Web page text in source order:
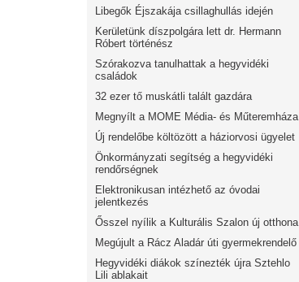
Libegők Éjszakája csillaghullás idején
Kerületünk díszpolgára lett dr. Hermann
Róbert történész
Szórakozva tanulhattak a hegyvidéki
családok
32 ezer tő muskátli talált gazdára
Megnyílt a MOME Média- és Műteremháza
Új rendelőbe költözött a háziorvosi ügyelet
Önkormányzati segítség a hegyvidéki
rendőrségnek
Elektronikusan intézhető az óvodai
jelentkezés
Ősszel nyílik a Kulturális Szalon új otthona
Megújult a Rácz Aladár úti gyermekrendelő
Hegyvidéki diákok színezték újra Sztehlo
Lili ablakait